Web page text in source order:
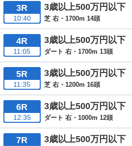
3R
10:40
3歳以上500万円以下
芝 右・1700m 14頭
4R
11:05
3歳以上500万円以下
ダート 右・1700m 13頭
5R
11:35
3歳以上500万円以下
芝 右・1200m 16頭
6R
12:35
3歳以上500万円以下
ダート 右・1000m 12頭
7R 3歳以上500万円以下